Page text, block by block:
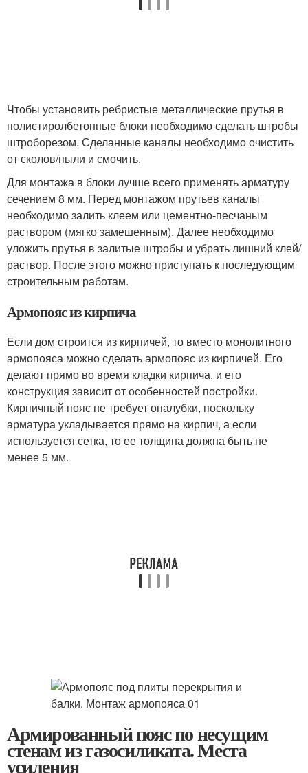
Чтобы установить ребристые металлические прутья в
полистиролбетонные блоки необходимо сделать штробы
штроборезом. Сделанные каналы необходимо очистить
от сколов/пыли и смочить.
Для монтажа в блоки лучше всего применять арматуру
сечением 8 мм. Перед монтажом прутьев каналы
необходимо залить клеем или цементно-песчаным
раствором (мягко замешенным). Далее необходимо
уложить прутья в залитые штробы и убрать лишний клей/
раствор. После этого можно приступать к последующим
строительным работам.
Армопояс из кирпича
Если дом строится из кирпичей, то вместо монолитного
армопояса можно сделать армопояс из кирпичей. Его
делают прямо во время кладки кирпича, и его
конструкция зависит от особенностей постройки.
Кирпичный пояс не требует опалубки, поскольку
арматура укладывается прямо на кирпич, а если
используется сетка, то ее толщина должна быть не
менее 5 мм.
Армированный пояс по несущим
стенам из газосиликата. Места
усиления